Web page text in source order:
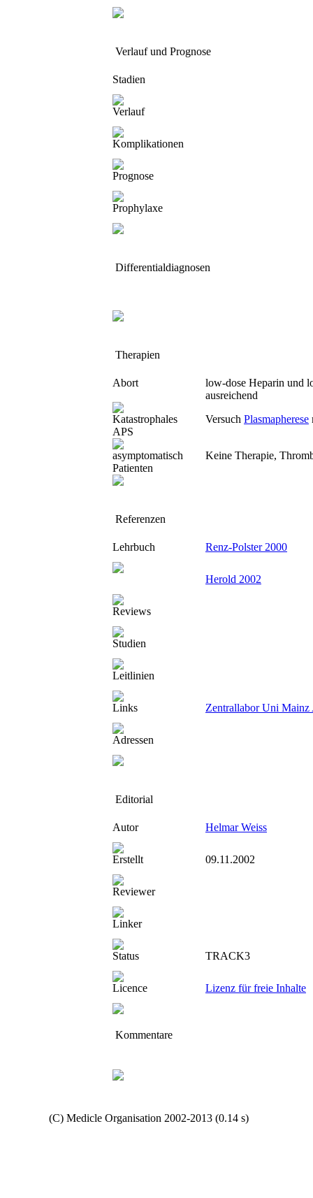
Verlauf und Prognose
Stadien
Verlauf
Komplikationen
Prognose
Prophylaxe
Differentialdiagnosen
Therapien
Abort
low-dose Heparin und
ausreichend
Katastrophales
APS
Versuch Plasmapherese
asymptomatisch
Patienten
Keine Therapie,
Referenzen
Lehrbuch Renz-Polster 2000
Herold 2002
Reviews
Studien
Leitlinien
Links Zentrallabor Uni
Adressen
Editorial
Autor Helmar Weiss
Erstellt 09.11.2002
Reviewer
Linker
Status TRACK3
Licence Lizenz für freie Inhalte
Kommentare
(C) Medicle Organisation 2002-2013 (0.14 s)